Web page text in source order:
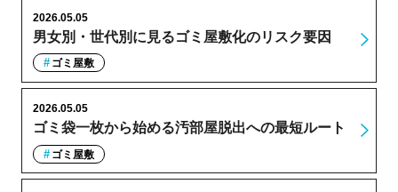
男女別・世代別に見るゴミ屋敷化のリスク要因
2026.05.05
ゴミ屋敷
ゴミ袋一枚から始める汚部屋脱出への最短ルート
2026.05.05
ゴミ屋敷